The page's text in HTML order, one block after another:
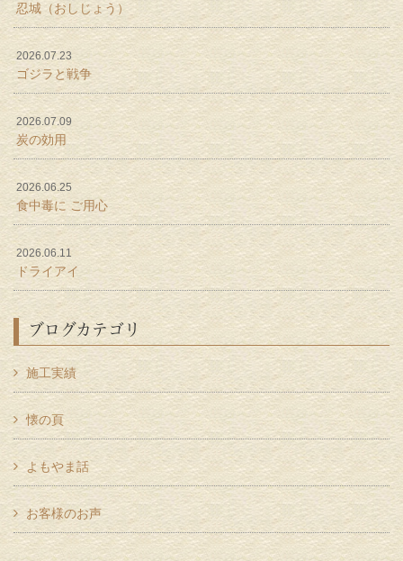
忍城（おしじょう）
2026.07.23
ゴジラと戦争
2026.07.09
炭の効用
2026.06.25
食中毒に ご用心
2026.06.11
ドライアイ
ブログカテゴリ
施工実績
懐の頁
よもやま話
お客様のお声